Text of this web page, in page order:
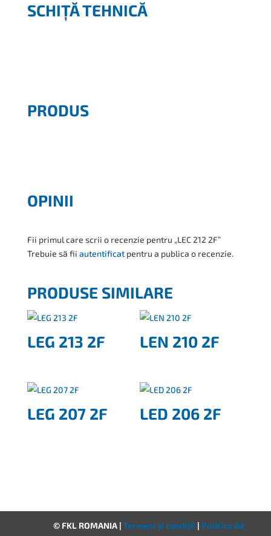
SCHIȚĂ TEHNICĂ
PRODUS
OPINII
Fii primul care scrii o recenzie pentru „LEC 212 2F”
Trebuie să fii autentificatpentru a publica o recenzie.
PRODUSE SIMILARE
LEG 213 2F LEN 210 2F
LEG 207 2F LED 206 2F
© FKL ROMANIA |Termeni și condiții | Politica de